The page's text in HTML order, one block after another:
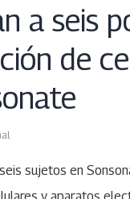
a seis
de
sujetos en